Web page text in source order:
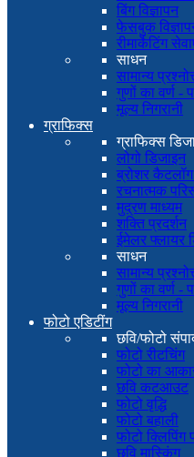
बिंग विज्ञापन
फेसबुक
रीमार्केटिंग
साधन
सामान्य
गुणों का वर्ण -
मूल्य निगरानी
ग्राफिक्स
ग्राफिक्स
लोगो डिजाइन
ब्रोशर
रचनात्मक
मुद्रण माध्यम
शक्ति प्रदर्शन
ईमेलर फ्लायर
साधन
सामान्य
गुणों का वर्ण -
मूल्य निगरानी
फोटो एडिटींग
छवि/फोटो
फोटो रीटचिंग
फोटो का
छवि कटआउट
फोटो वृद्धि
फोटो बहाली
फोटो क्लिपिंग
छवि मास्किंग